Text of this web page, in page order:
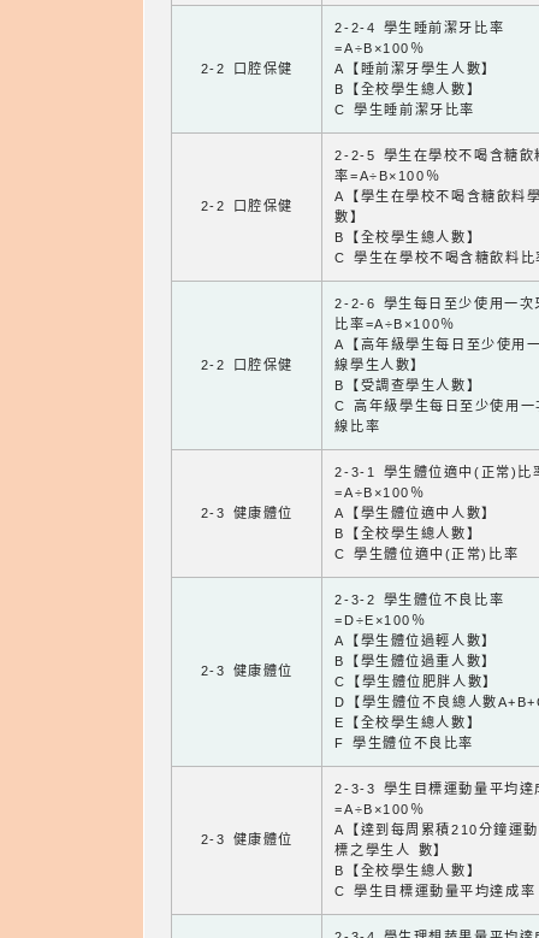
2-2 口腔保健
2-2-4 學生睡前潔牙比率
=A÷B×100％
A【睡前潔牙學生人數】
B【全校學生總人數】
C 學生睡前潔牙比率
2-2 口腔保健
2-2-5 學生在學校不喝含糖飲
率=A÷B×100％
A【學生在學校不喝含糖飲料
數】
B【全校學生總人數】
C 學生在學校不喝含糖飲料比
2-2 口腔保健
2-2-6 學生每日至少使用一次
比率=A÷B×100％
A【高年級學生每日至少使用
線學生人數】
B【受調查學生人數】
C 高年級學生每日至少使用一
線比率
2-3 健康體位
2-3-1 學生體位適中(正常)比
=A÷B×100％
A【學生體位適中人數】
B【全校學生總人數】
C 學生體位適中(正常)比率
2-3 健康體位
2-3-2 學生體位不良比率
=D÷E×100％
A【學生體位過輕人數】
B【學生體位過重人數】
C【學生體位肥胖人數】
D【學生體位不良總人數
E【全校學生總人數】
F 學生體位不良比率
2-3 健康體位
2-3-3 學生目標運動量平均達
=A÷B×100％
A【達到每周累積210分鐘運
標之學生人 數】
B【全校學生總人數】
C 學生目標運動量平均達成率